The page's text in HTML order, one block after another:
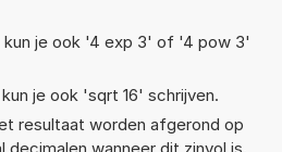
kun je ook '4 exp 3' of '4 pow 3'
je ook 'sqrt 16' schrijven.
resultaat worden afgerond op
decimalen wanneer dit zinvol is.